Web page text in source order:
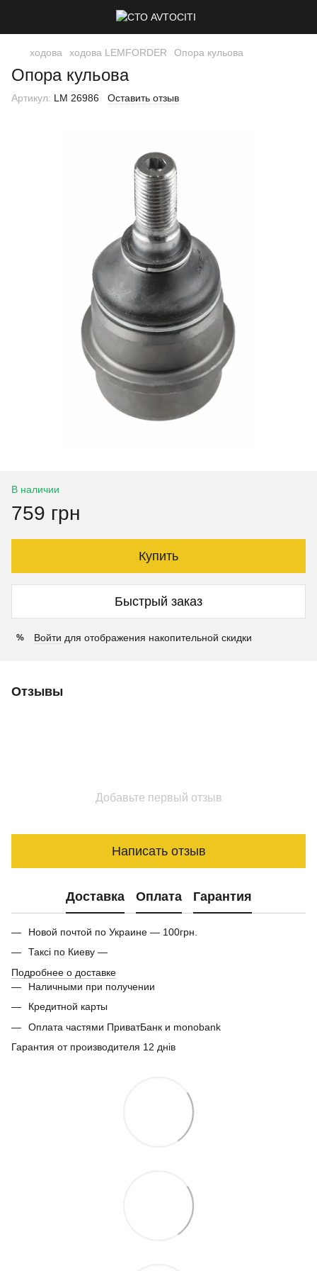
ходова ходова LEMFORDER Опора кульова
Опора кульова
Артикул: LM 26986 Оставить отзыв
В наличии
759 грн
Купить
Быстрый заказ
% Войти для отображения накопительной скидки
Отзывы
Добавьте первый отзыв
Написать отзыв
Доставка Оплата Гарантия
Новой почтой по Украине — 100грн.
Таксі по Киеву —
Подробнее о доставке
Наличными при получении
Кредитной карты
Оплата частями ПриватБанк и monobank
Гарантия от производителя 12 днів